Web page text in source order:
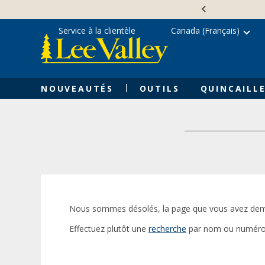
content
NOUVEAUTÉS OUTILS
Service à la clientèle Canada (Français)
Nous sommes désolés, la page que vous avez
Effectuez plutôt une recherche par nom ou